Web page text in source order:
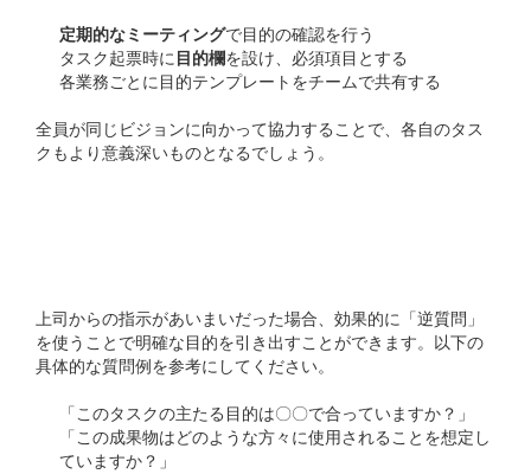
定期的なミーティングで目的の確認を行う
タスク起票時に目的欄を設け、必須項目とする
各業務ごとに目的テンプレートをチームで共有する
全員が同じビジョンに向かって協力することで、各自のタス
クもより意義深いものとなるでしょう。
上司からの指示があいまいだった場合、効果的に「逆質問」
を使うことで明確な目的を引き出すことができます。以下の
具体的な質問例を参考にしてください。
「このタスクの主たる目的は〇〇で合っていますか？」
「この成果物はどのような方々に使用されることを想定し
ていますか？」